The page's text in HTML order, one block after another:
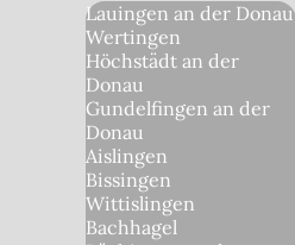
Lauingen an der Donau
Wertingen
Höchstädt an der
Donau
Gundelfingen an der
Donau
Aislingen
Bissingen
Wittislingen
Bachhagel